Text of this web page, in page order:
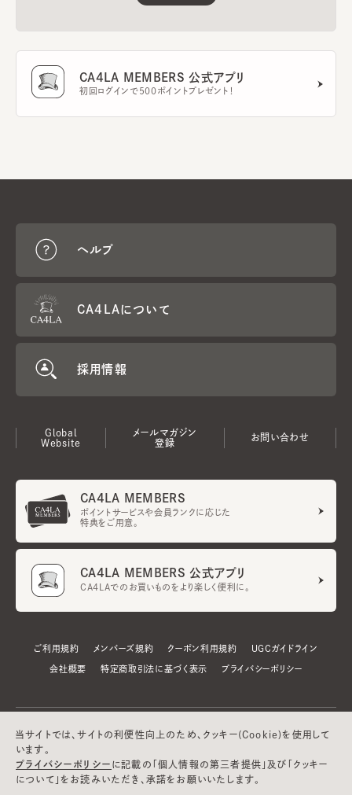
CA4LA MEMBERS 公式アプリ
初回ログインで500ポイントプレゼント！
ヘルプ
CA4LAについて
採用情報
Global
Website
メールマガジン
登録
お問い合わせ
CA4LA MEMBERS
ポイントサービスや会員ランクに応じた
特典をご用意。
CA4LA MEMBERS 公式アプリ
CA4LAでのお買いものをより楽しく便利に。
ご利用規約 メンバーズ規約 クーポン利用規約 UGCガイドライン
会社概要 特定商取引法に基づく表示 プライバシーポリシー
当サイトでは、サイトの利便性向上のため、クッキー(Cookie)を使用して
います。
プライバシーポリシー に記載の「個人情報の第三者提供」及び「クッキー
について」をお読みいただき、承諾をお願いいたします。